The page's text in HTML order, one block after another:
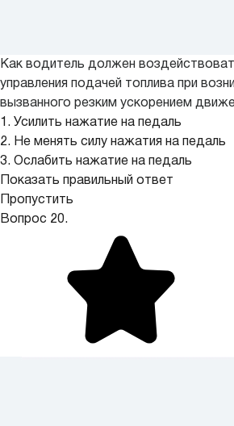
Как водитель должен
управления подачей топлива при
вызванного резким ускорением
1. Усилить нажатие на педаль
2. Не менять силу нажатия на педаль
3. Ослабить нажатие на педаль
Показать правильный ответ
Пропустить
Вопрос 20.